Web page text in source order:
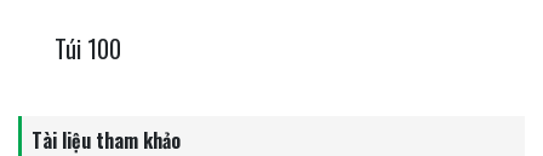
Túi 100
Tài liệu tham khảo